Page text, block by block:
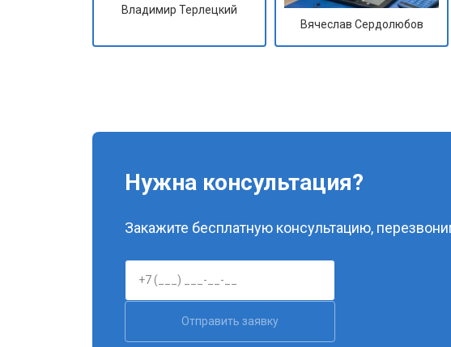
Владимир Терлецкий
Вячеслав Сердолюбов
Нужна консультация?
Закажите бесплатную консультацию,
Отправить заявку